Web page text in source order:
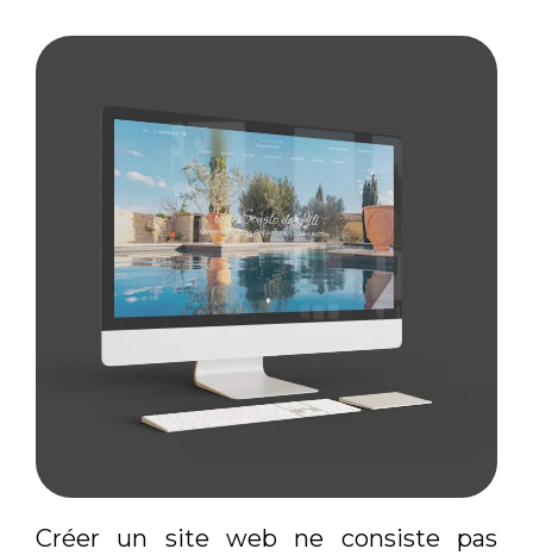
Créer un site web ne consiste pas